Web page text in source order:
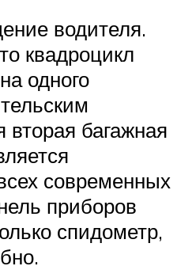
водителя.
квадроцикл
одного
багажная
современных
приборов
спидометр,